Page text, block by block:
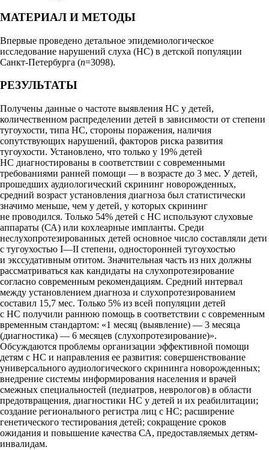
МАТЕРИАЛ И МЕТОДЫ
Впервые проведено детальное эпидемиологическое
исследование нарушений слуха (НС) в детской популяции
Санкт-Петербурга (n=3098).
РЕЗУЛЬТАТЫ
Получены данные о частоте выявления НС у детей,
количественном распределении детей в зависимости от степени
тугоухости, типа НС, стороны поражения, наличия
сопутствующих нарушений, факторов риска развития
тугоухости. Установлено, что только у 19% детей
НС диагностированы в соответствии с современными
требованиями ранней помощи — в возрасте до 3 мес. У детей,
прошедших аудиологический скрининг новорожденных,
средний возраст установления диагноза был статистически
значимо меньше, чем у детей, у которых скрининг
не проводился. Только 54% детей с НС используют слуховые
аппараты (СА) или кохлеарные импланты. Среди
неслухопротезированных детей основное число составляли дети
с тугоухостью I—II степени, односторонней тугоухостью
и экссудативным отитом. Значительная часть из них должны
рассматриваться как кандидаты на слухопротезирование
согласно современным рекомендациям. Средний интервал
между установлением диагноза и слухопротезированием
составил 15,7 мес. Только 5% из всей популяции детей
с НС получили раннюю помощь в соответствии с современным
временным стандартом: «1 месяц (выявление) — 3 месяца
(диагностика) — 6 месяцев (слухопротезирование)».
Обсуждаются проблемы организации эффективной помощи
детям с НС и направления ее развития: совершенствование
универсального аудиологического скрининга новорожденных;
внедрение системы информирования населения и врачей
смежных специальностей (педиатров, неврологов) в области
предотвращения, диагностики НС у детей и их реабилитации;
создание регионального регистра лиц с НС; расширение
генетического тестирования детей; сокращение сроков
ожидания и повышение качества СА, предоставляемых детям-
инвалидам.